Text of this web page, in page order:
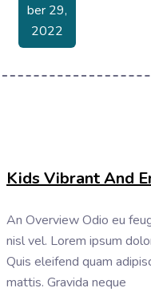
Ber 29,
2022
Kids Vibrant And
An Overview Odio eu
nisl vel. Lorem ipsum
Quis eleifend quam
mattis. Gravida neque